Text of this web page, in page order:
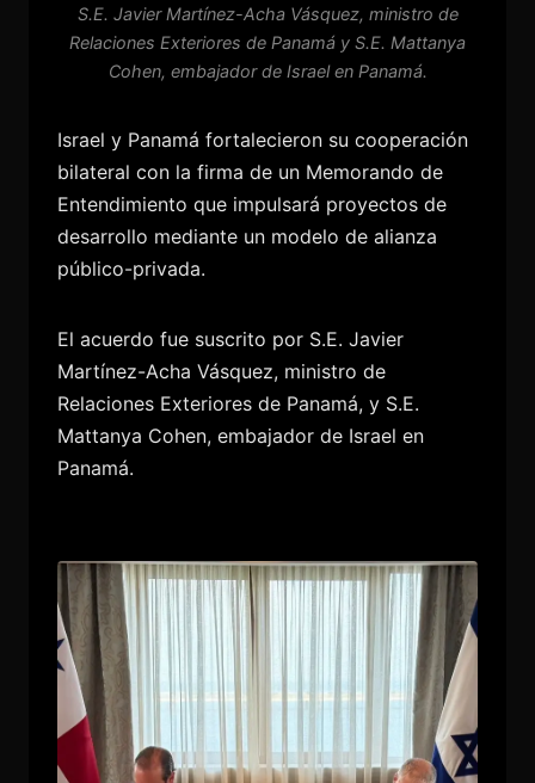
S.E. Javier Martínez-Acha Vásquez, ministro de
Relaciones Exteriores de Panamá y S.E. Mattanya
Cohen, embajador de Israel en Panamá.
Israel y Panamá fortalecieron su cooperación
bilateral con la firma de un Memorando de
Entendimiento que impulsará proyectos de
desarrollo mediante un modelo de alianza
público-privada.
El acuerdo fue suscrito por S.E. Javier
Martínez-Acha Vásquez, ministro de
Relaciones Exteriores de Panamá, y S.E.
Mattanya Cohen, embajador de Israel en
Panamá.